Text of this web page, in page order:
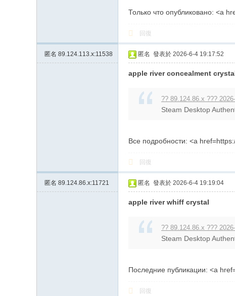
Только что опубликовано: <a
回復
匿名 89.124.113.x:11538 匿名 發表於 2026-6-4 19:17:52
apple river concealment
?? 89.124.86.x ???
Steam Desktop
Все подробности: <a
回復
匿名 89.124.86.x:11721 匿名 發表於 2026-6-4 19:19:04
apple river whiff crystal
?? 89.124.86.x ???
Steam Desktop
Последние публикации: <a
回復